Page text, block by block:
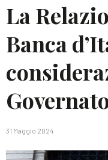
La
Banca
31 Maggio 2024